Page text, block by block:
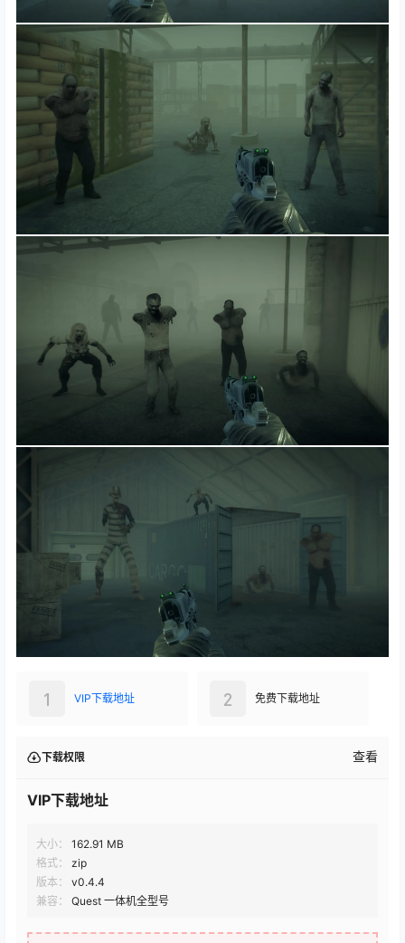
VIP下载地址
1 免费下载地址
2
下载权限 查看
VIP下载地址
大小：
162.91 MB
格式：
zip
版本：
v0.4.4
兼容：
Quest 一体机全型号